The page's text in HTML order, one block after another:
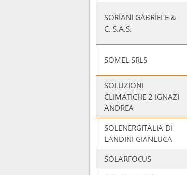
SORIANI GABRIELE &
C. S.A.S.
SOMEL SRLS
SOLUZIONI
CLIMATICHE 2 IGNAZI
ANDREA
SOLENERGITALIA DI
LANDINI GIANLUCA
SOLARFOCUS